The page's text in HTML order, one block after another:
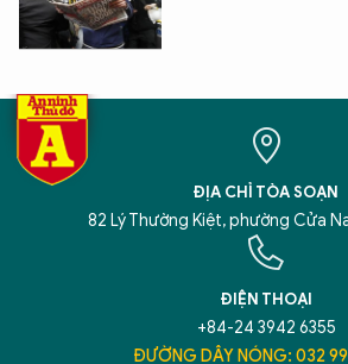
ĐỊA CHỈ TÒA SOẠN
82 Lý Thường Kiệt, phường Cửa
ĐIỆN THOẠI
+84-24 3942 6355
ĐƯỜNG DÂY NÓNG: 032